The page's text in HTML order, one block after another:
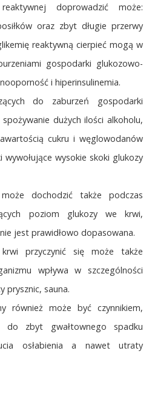
doprowadzić może:
oraz zbyt długie przerwy
reaktywną cierpieć mogą w
gospodarki glukozowo-
i hiperinsulinemia.
do zaburzeń gospodarki
dużych ilości alkoholu,
cukru i węglowodanów
wysokie skoki glukozy
dochodzić także podczas
poziom glukozy we krwi,
jest prawidłowo dopasowana.
przyczynić się może także
wpływa w szczególności
prysznic, sauna.
również może być czynnikiem,
do zbyt gwałtownego spadku
osłabienia a nawet utraty